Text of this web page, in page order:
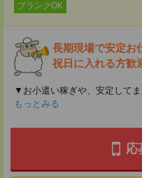
ブランクOK
長期現場で安定お
祝日に入れる方歓
▼お小遣い稼ぎや、安定して
もっとみる
応